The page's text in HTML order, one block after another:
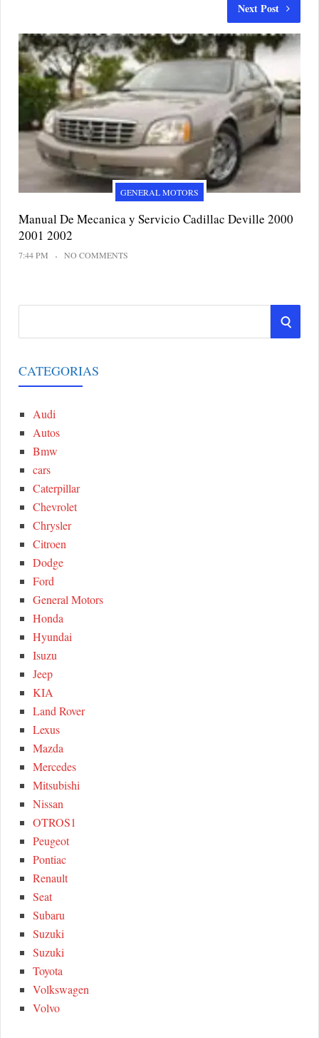
Next Post
GENERAL MOTORS
Manual De Mecanica y Servicio Cadillac Deville 2000
2001 2002
7:44 PM NO COMMENTS
r
c
S
CATEGORIAS
Audi
Autos
Bmw
cars
Caterpillar
Chevrolet
Chrysler
Citroen
Dodge
Ford
General Motors
Honda
Hyundai
Isuzu
Jeep
KIA
Land Rover
Lexus
Mazda
Mercedes
Mitsubishi
Nissan
OTROS1
Peugeot
Pontiac
Renault
Seat
Subaru
Suzuki
Suzuki
Toyota
Volkswagen
Volvo